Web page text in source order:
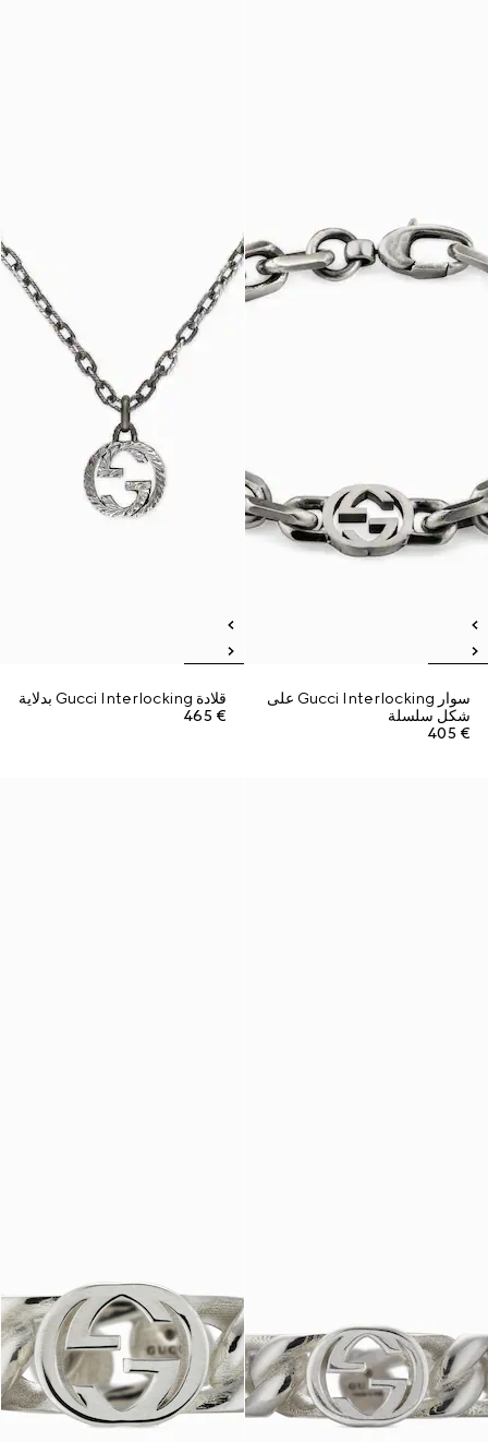
سوار Gucci Interlocking على
شكل سلسلة
€ 405
قلادة Gucci Interlocking بدلاية
€ 465